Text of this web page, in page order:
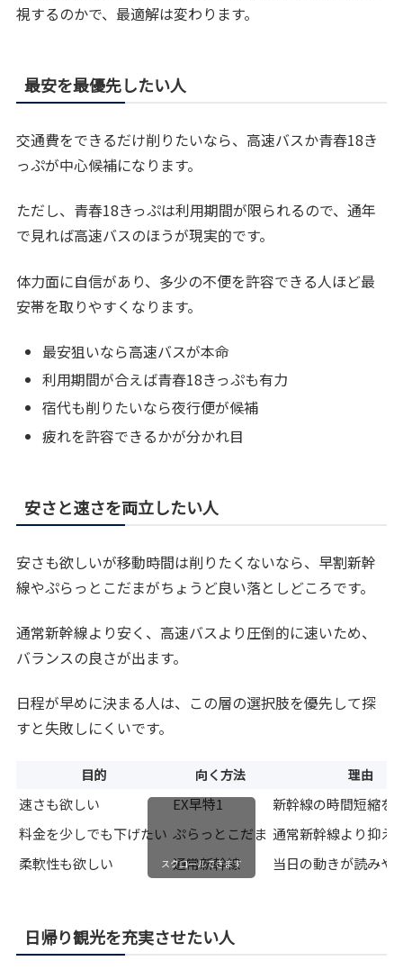
視するのかで、最適解は変わります。
最安を最優先したい人
交通費をできるだけ削りたいなら、高速バスか青春18き
っぷが中心候補になります。
ただし、青春18きっぷは利用期間が限られるので、通年
で見れば高速バスのほうが現実的です。
体力面に自信があり、多少の不便を許容できる人ほど最
安帯を取りやすくなります。
最安狙いなら高速バスが本命
利用期間が合えば青春18きっぷも有力
宿代も削りたいなら夜行便が候補
疲れを許容できるかが分かれ目
安さと速さを両立したい人
安さも欲しいが移動時間は削りたくないなら、早割新幹
線やぷらっとこだまがちょうど良い落としどころです。
通常新幹線より安く、高速バスより圧倒的に速いため、
バランスの良さが出ます。
日程が早めに決まる人は、この層の選択肢を優先して探
すと失敗しにくいです。
目的 向く方法 理由
速さも欲しい EX早特1
新幹線の時間短縮を
料金を少しでも下げたい ぷらっとこだま 通常新幹線より抑え
柔軟性も欲しい
通常新幹線 当日の動きが読みや
スクロールできます
日帰り観光を充実させたい人